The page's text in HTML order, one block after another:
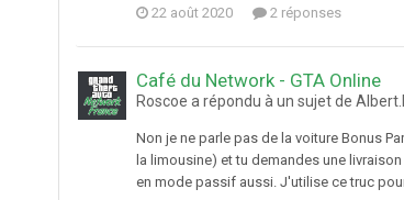
22 août 2020 2 réponses
Café du Network - GTA Online
Roscoe a répondu à un sujet de
Non je ne parle pas de la voiture Bonus
la limousine) et tu demandes une
en mode passif aussi. J'utilise ce truc